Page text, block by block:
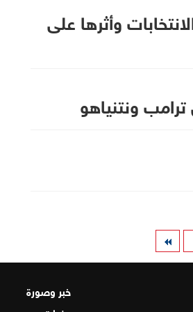
وأثرها على
ترامب ونتنياهو
خبر وصورة